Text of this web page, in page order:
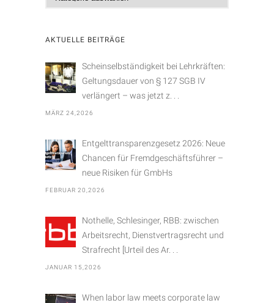
a
e
o
r
i
e
AKTUELLE BEITRÄGE
Scheinselbständigkeit bei Lehrkräften:
Geltungsdauer von § 127 SGB IV
verlängert – was jetzt z. . .
MÄRZ 24,2026
Entgelttransparenzgesetz 2026: Neue
Chancen für Fremdgeschäftsführer –
neue Risiken für GmbHs
FEBRUAR 20,2026
Nothelle, Schlesinger, RBB: zwischen
Arbeitsrecht, Dienstvertragsrecht und
Strafrecht [Urteil des Ar. . .
JANUAR 15,2026
When labor law meets corporate law